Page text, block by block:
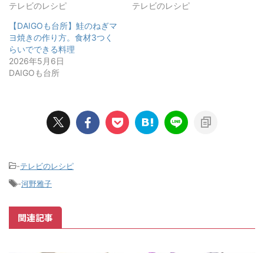
テレビのレシピ
テレビのレシピ
【DAIGOも台所】鮭のねぎマ
ヨ焼きの作り方。食材3つく
らいでできる料理
2026年5月6日
DAIGOも台所
-テレビのレシピ
-河野雅子
関連記事